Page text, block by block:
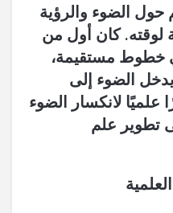
حول الضوء والرؤية
لوقته. كان أول من
خطوط مستقيمة،
الضوء إلى
علميًا لانكسار الضوء
تطوير علم